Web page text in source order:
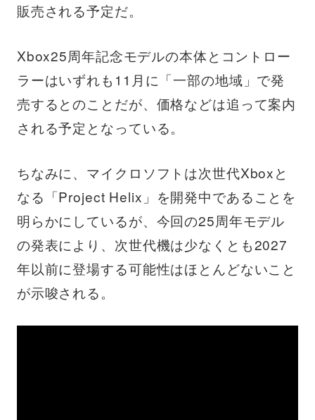
販売される予定だ。
Xbox25周年記念モデルの本体とコントロー
ラーはいずれも11月に「一部の地域」で発
売するとのことだが、価格などは追って案内
される予定となっている。
ちなみに、マイクロソフトは次世代Xboxと
なる「Project Helix」を開発中であることを
明らかにしているが、今回の25周年モデル
の発表により、次世代機は少なくとも2027
年以前に登場する可能性はほとんどないこと
が示唆される。